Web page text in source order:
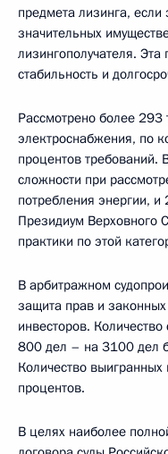
предмета лизинга,
значительных
лизингополучателя.
стабильность и
Рассмотрено более 293
электроснабжения, по
процентов требований.
сложности при
потребления энергии,
Президиум Верховного
практики по этой
В арбитражном
защита прав и
инвесторов.
800 дел – на 3100 дел
Количество
процентов.
В целях наиболее